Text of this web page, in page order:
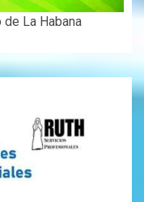
La Habana